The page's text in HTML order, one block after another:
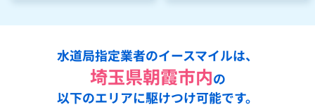
水道局指定業者のイースマイルは、
埼玉県朝霞市内の
以下のエリアに駆けつけ可能です。